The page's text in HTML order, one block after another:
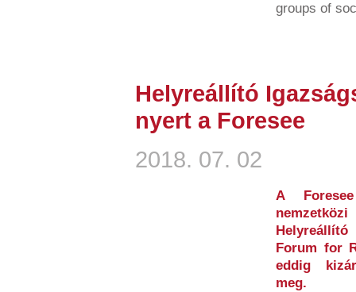
groups of
Helyreállító
nyert a Foresee
2018. 07. 02
A
Forum for
eddig
meg.